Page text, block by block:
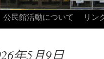
公民館活動について リン
年5月9日